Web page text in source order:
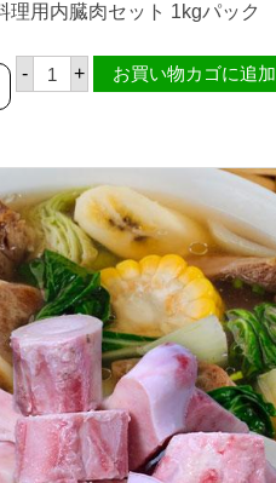
理用内臓肉セット 1kgパック
- ピ
ナ
料
理
用
内
臓
肉
セ
ッ
ト
1
k
g
パ
ッ
ク
個
+ お買い物カゴに追加